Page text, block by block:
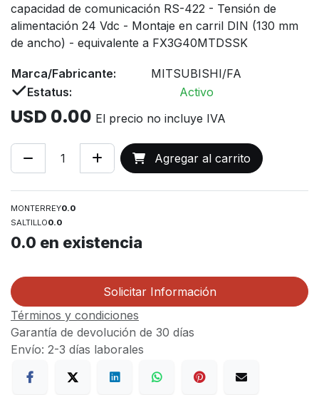
capacidad de comunicación RS-422 - Tensión de
alimentación 24 Vdc - Montaje en carril DIN (130 mm
de ancho) - equivalente a FX3G40MTDSSK
Marca/Fabricante:
MITSUBISHI/FA
Estatus:
Activo
USD 0.00 El precio no incluye IVA
Agregar al carrito
MONTERREY0.0
SALTILLO0.0
0.0 en existencia
Solicitar Información
Términos y condiciones
Garantía de devolución de 30 días
Envío: 2-3 días laborales